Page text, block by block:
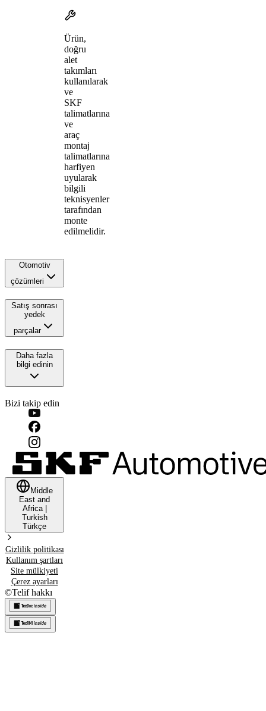
Ürün,
doğru
alet
takımları
kullanılarak
ve
SKF
talimatlarına
ve
araç
montaj
talimatlarına
harfiyen
uyularak
bilgili
teknisyenler
tarafından
monte
edilmelidir.
Otomotiv
çözümleri
Satış sonrası
yedek
parçalar
Daha fazla
bilgi edinin
Bizi takip edin
Middle
East and
Africa|
Turkish
Türkçe
Gizlilik politikası
Kullanım şartları
Site mülkiyeti
Çerez ayarları
©Telif hakkı